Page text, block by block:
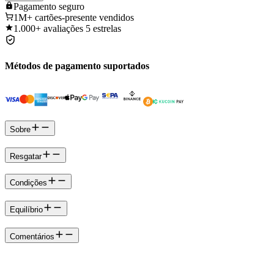
Pagamento seguro
1M+ cartões-presente vendidos
1.000+ avaliações 5 estrelas
Métodos de pagamento suportados
Sobre
Resgatar
Condições
Equilíbrio
Comentários